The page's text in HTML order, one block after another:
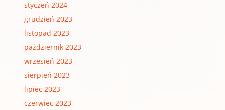
styczeń 2024
grudzień 2023
listopad 2023
październik 2023
wrzesień 2023
sierpień 2023
lipiec 2023
czerwiec 2023